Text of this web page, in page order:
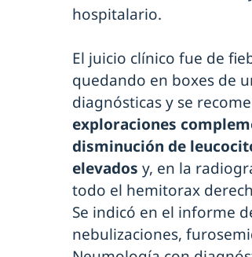
hospitalario.
El juicio clínico fue de
quedando en boxes de
diagnósticas y se
exploraciones
disminución de
elevados y, en la
todo el hemitorax
Se indicó en el informe
nebulizaciones,